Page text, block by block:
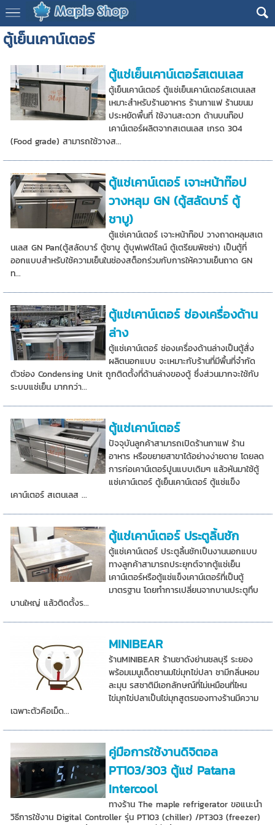
ตู้เย็นเคาน์เตอร์
ตู้แช่เย็นเคาน์เตอร์สเตนเลส
ตู้เย็นเคาน์เตอร์ ตู้แช่เย็นเคาน์เตอร์สเตนเลส
เหมาะสำหรับร้านอาหาร ร้านกาแฟ ร้านขนม
ประหยัดพื้นที่ ใช้งานสะดวก ด้านบนท๊อป
เคาน์เตอร์ผลิตจากสเตนเลส เกรด 304
(Food grade) สามารถใช้วางส...
ตู้แช่เคาน์เตอร์ เจาะหน้าท๊อป
วางหลุม GN (ตู้สลัดบาร์ ตู้
ชาบู)
ตู้แช่เคาน์เตอร์ เจาะหน้าท๊อป วางถาดหลุมสเต
นเลส GN Pan(ตู้สลัดบาร์ ตู้ชาบู ตู้บุฟเฟต์ไลน์ ตู้เตรียมพิซซ่า) เป็นตู้ที่
ออกแบบสำหรับใช้ความเย็นในช่องสต็อกร่วมกับการให้ความเย็นถาด GN
ท...
ตู้แช่เคาน์เตอร์ ช่องเครื่องด้าน
ล่าง
ตู้แช่เคาน์เตอร์ ช่องเครื่องด้านล่างเป็นตู้สั่ง
ผลิตนอกแบบ จะเหมาะกับร้านที่มีพื้นที่จำกัด
ตัวช่อง Condensing Unit ถูกติดตั้งที่ด้านล่างของตู้ ซึ่งส่วนมากจะใช้กับ
ระบบแช่เย็น มากกว่า...
ตู้แช่เคาน์เตอร์
ปัจจุบันลูกค้าสามารถเปิดร้านกาแฟ ร้าน
อาหาร หรือขยายสาขาได้อย่างง่ายดาย โดยลด
การก่อเคาน์เตอร์ปูนแบบเดิมๆ แล้วหันมาใช้ตู้
แช่เคาน์เตอร์ ตู้เย็นเคาน์เตอร์ ตู้แช่แข็ง
เคาน์เตอร์ สเตนเลส ...
ตู้แช่เคาน์เตอร์ ประตูลิ้นชัก
ตู้แช่เคาน์เตอร์ ประตูลิ้นชักเป็นงานนอกแบบ
ทางลูกค้าสามารถประยุกต์จากตู้แช่เย็น
เคาน์เตอร์หรือตู้แช่แข็งเคาน์เตอร์ที่เป็นตู้
มาตรฐาน โดยทำการเปลี่ยนจากบานประตูทึบ
บานใหญ่ แล้วติดตั้งร...
MINIBEAR
ร้านMINIBEAR ร้านชาดังย่านชลบุรี ระยอง
พร้อมเมนูเด็ดชานมไข่มุกไข่ปลา ชามีกลิ่นหอม
ละมุน รสชาติมีเอกลักษณ์ที่ไม่เหมือนที่ไหน
ไข่มุกไข่ปลาเป็นไข่มุกสูตรของทางร้านมีความ
เฉพาะตัวคือเม็ด...
คู่มือการใช้งานดิจิตอล
PT103/303 ตู้แช่ Patana
Intercool
ทางร้าน The maple refrigerator ขอแนะนำ
วิธีการใช้งาน Digital Controller รุ่น PT103 (chiller) /PT303 (freezer)